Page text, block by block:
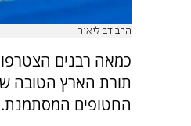
הרב דב ליאור
כמאה רבנים
תורת הארץ הטובה
החטופים המסתמנת.